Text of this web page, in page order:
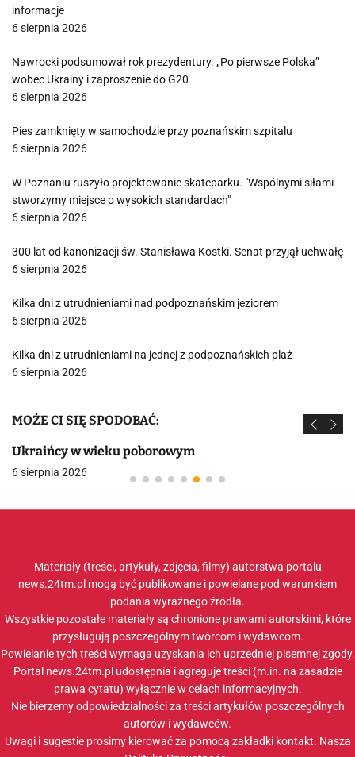
informacje
6 sierpnia 2026
Nawrocki podsumował rok prezydentury. „Po pierwsze Polska”
wobec Ukrainy i zaproszenie do G20
6 sierpnia 2026
Pies zamknięty w samochodzie przy poznańskim szpitalu
6 sierpnia 2026
W Poznaniu ruszyło projektowanie skateparku. "Wspólnymi siłami
stworzymy miejsce o wysokich standardach"
6 sierpnia 2026
300 lat od kanonizacji św. Stanisława Kostki. Senat przyjął uchwałę
6 sierpnia 2026
Kilka dni z utrudnieniami nad podpoznańskim jeziorem
6 sierpnia 2026
Kilka dni z utrudnieniami na jednej z podpoznańskich plaż
6 sierpnia 2026
MOŻE CI SIĘ SPODOBAĆ:
Ukraińcy w wieku poborowym
6 sierpnia 2026
Materiały (treści, artykuły, zdjęcia, filmy) autorstwa portalu
news.24tm.pl mogą być publikowane i powielane pod warunkiem
podania wyraźnego źródła.
Wszystkie pozostałe materiały są chronione prawami autorskimi, które
przysługują poszczególnym twórcom i wydawcom.
Powielanie tych treści wymaga uzyskania ich uprzedniej pisemnej zgody.
Portal news.24tm.pl udostępnia i agreguje treści (m.in. na zasadzie
prawa cytatu) wyłącznie w celach informacyjnych.
Nie bierzemy odpowiedzialności za treści artykułów poszczególnych
autorów i wydawców.
Uwagi i sugestie prosimy kierować za pomocą zakładki kontakt. Nasza